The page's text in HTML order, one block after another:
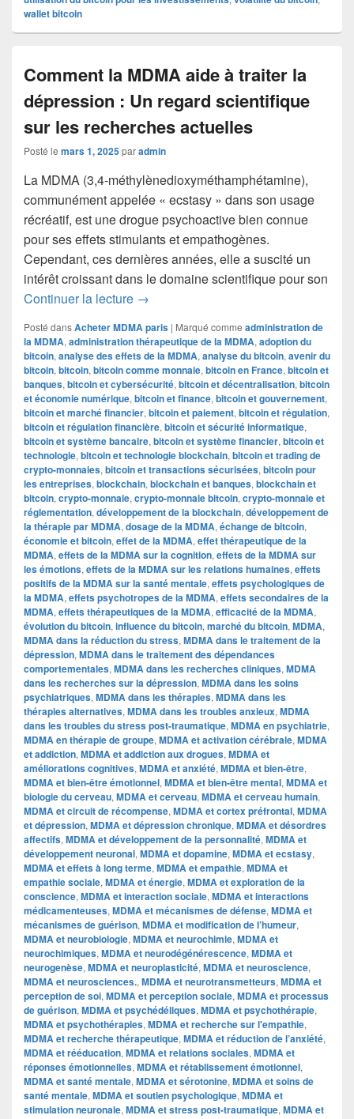
wallet bitcoin
Comment la MDMA aide à traiter la
dépression : Un regard scientifique
sur les recherches actuelles
Posté le mars 1, 2025paradmin
La MDMA (3,4-méthylènedioxyméthamphétamine),
communément appelée « ecstasy » dans son usage
récréatif, est une drogue psychoactive bien connue
pour ses effets stimulants et empathogènes.
Cependant, ces dernières années, elle a suscité un
intérêt croissant dans le domaine scientifique pour son
Continuer la lecture Comment la MDMA aide à traiter la
→
Posté dansAcheter MDMA paris | Marqué comme administration de
la MDMA, administration thérapeutique de la MDMA, adoption du
bitcoin, analyse des effets de la MDMA, analyse du bitcoin, avenir du
bitcoin, bitcoin, bitcoin comme monnaie, bitcoin en France, bitcoin et
banques, bitcoin et cybersécurité, bitcoin et décentralisation, bitcoin
et économie numérique, bitcoin et finance, bitcoin et gouvernement,
bitcoin et marché financier, bitcoin et paiement, bitcoin et régulation,
bitcoin et régulation financière, bitcoin et sécurité informatique,
bitcoin et système bancaire, bitcoin et système financier, bitcoin et
technologie, bitcoin et technologie blockchain, bitcoin et trading de
crypto-monnaies, bitcoin et transactions sécurisées, bitcoin pour
les entreprises, blockchain, blockchain et banques, blockchain et
bitcoin, crypto-monnaie, crypto-monnaie bitcoin, crypto-monnaie et
réglementation, développement de la blockchain, développement de
la thérapie par MDMA, dosage de la MDMA, échange de bitcoin,
économie et bitcoin, effet de la MDMA, effet thérapeutique de la
MDMA, effets de la MDMA sur la cognition, effets de la MDMA sur
les émotions, effets de la MDMA sur les relations humaines, effets
positifs de la MDMA sur la santé mentale, effets psychologiques de
la MDMA, effets psychotropes de la MDMA, effets secondaires de la
MDMA, effets thérapeutiques de la MDMA, efficacité de la MDMA,
évolution du bitcoin, influence du bitcoin, marché du bitcoin, MDMA,
MDMA dans la réduction du stress, MDMA dans le traitement de la
dépression, MDMA dans le traitement des dépendances
comportementales, MDMA dans les recherches cliniques, MDMA
dans les recherches sur la dépression, MDMA dans les soins
psychiatriques, MDMA dans les thérapies, MDMA dans les
thérapies alternatives, MDMA dans les troubles anxieux, MDMA
dans les troubles du stress post-traumatique, MDMA en psychiatrie,
MDMA en thérapie de groupe, MDMA et activation cérébrale, MDMA
et addiction, MDMA et addiction aux drogues, MDMA et
améliorations cognitives, MDMA et anxiété, MDMA et bien-être,
MDMA et bien-être émotionnel, MDMA et bien-être mental, MDMA et
biologie du cerveau, MDMA et cerveau, MDMA et cerveau humain,
MDMA et circuit de récompense, MDMA et cortex préfrontal, MDMA
et dépression, MDMA et dépression chronique, MDMA et désordres
affectifs, MDMA et développement de la personnalité, MDMA et
développement neuronal, MDMA et dopamine, MDMA et ecstasy,
MDMA et effets à long terme, MDMA et empathie, MDMA et
empathie sociale, MDMA et énergie, MDMA et exploration de la
conscience, MDMA et interaction sociale, MDMA et interactions
médicamenteuses, MDMA et mécanismes de défense, MDMA et
mécanismes de guérison, MDMA et modification de l’humeur,
MDMA et neurobiologie, MDMA et neurochimie, MDMA et
neurochimiques, MDMA et neurodégénérescence, MDMA et
neurogenèse, MDMA et neuroplasticité, MDMA et neuroscience,
MDMA et neurosciences., MDMA et neurotransmetteurs, MDMA et
perception de soi, MDMA et perception sociale, MDMA et processus
de guérison, MDMA et psychédéliques, MDMA et psychothérapie,
MDMA et psychothérapies, MDMA et recherche sur l'empathie,
MDMA et recherche thérapeutique, MDMA et réduction de l’anxiété,
MDMA et rééducation, MDMA et relations sociales, MDMA et
réponses émotionnelles, MDMA et rétablissement émotionnel,
MDMA et santé mentale, MDMA et sérotonine, MDMA et soins de
santé mentale, MDMA et soutien psychologique, MDMA et
stimulation neuronale, MDMA et stress post-traumatique, MDMA et